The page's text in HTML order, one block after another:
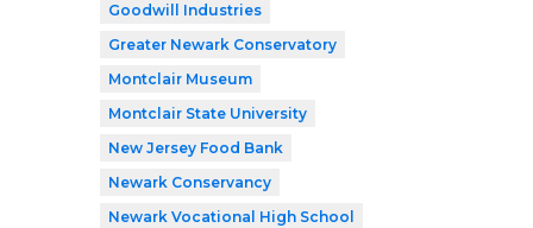
Goodwill Industries
Greater Newark Conservatory
Montclair Museum
Montclair State University
New Jersey Food Bank
Newark Conservancy
Newark Vocational High School